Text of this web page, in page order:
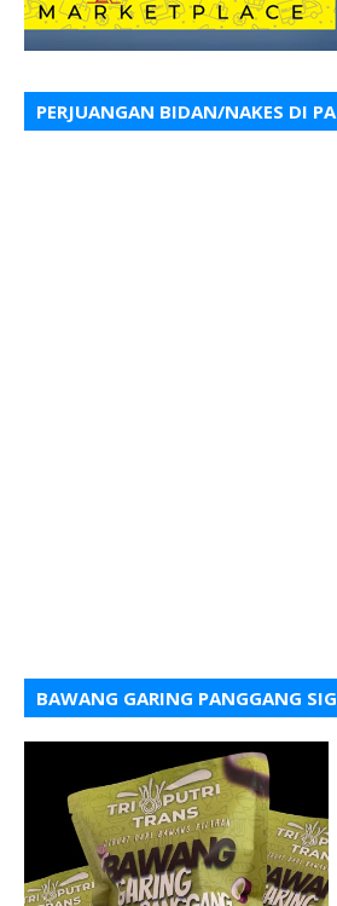
PERJUANGAN BIDAN/NAKES DI
BAWANG GARING PANGGANG